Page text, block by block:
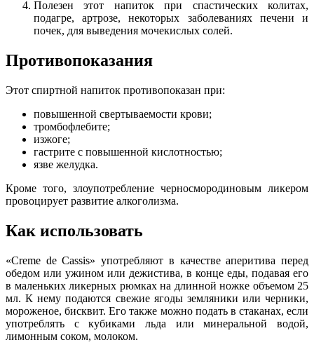
Полезен этот напиток при спастических колитах,
подагре, артрозе, некоторых заболеваниях печени и
почек, для выведения мочекислых солей.
Противопоказания
Этот спиртной напиток противопоказан при:
повышенной свертываемости крови;
тромбофлебите;
изжоге;
гастрите с повышенной кислотностью;
язве желудка.
Кроме того, злоупотребление черносмородиновым ликером
провоцирует развитие алкоголизма.
Как использовать
«Creme de Cassis» употребляют в качестве аперитива перед
обедом или ужином или дежистива, в конце еды, подавая его
в маленьких ликерных рюмках на длинной ножке объемом 25
мл. К нему подаются свежие ягоды земляники или черники,
мороженое, бисквит. Его также можно подать в стаканах, если
употреблять с кубиками льда или минеральной водой,
лимонным соком, молоком.